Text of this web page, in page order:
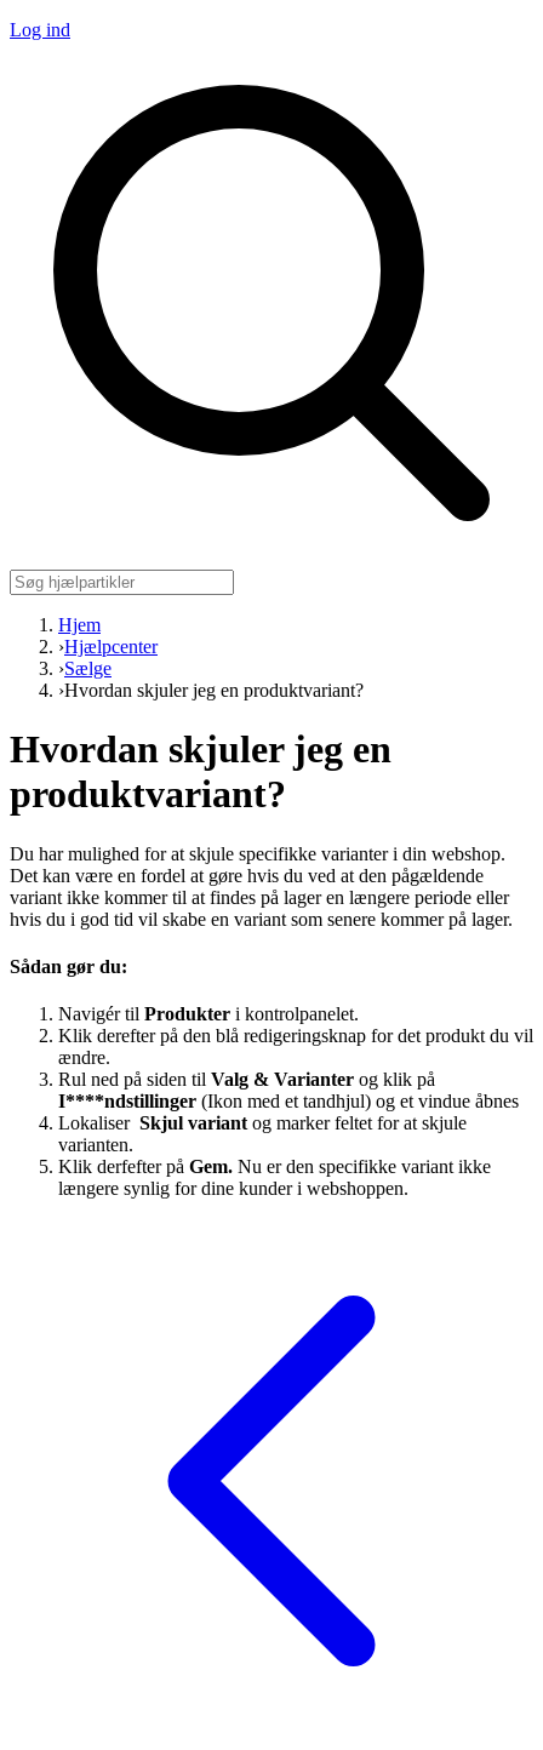
Log ind
Hjem
›Hjælpcenter
›Sælge
›Hvordan skjuler jeg en produktvariant?
Hvordan skjuler jeg en
produktvariant?
Du har mulighed for at skjule specifikke varianter i din webshop.
Det kan være en fordel at gøre hvis du ved at den pågældende
variant ikke kommer til at findes på lager en længere periode eller
hvis du i god tid vil skabe en variant som senere kommer på lager.
Sådan gør du:
Navigér til Produkter i kontrolpanelet.
Klik derefter på den blå redigeringsknap for det produkt du vil
ændre.
Rul ned på siden til Valg & Varianter og klik på
I****ndstillinger (Ikon med et tandhjul) og et vindue åbnes
Lokaliser Skjul variantog marker feltet for at skjule
varianten.
Klik derfefter på Gem. Nu er den specifikke variant ikke
længere synlig for dine kunder i webshoppen.